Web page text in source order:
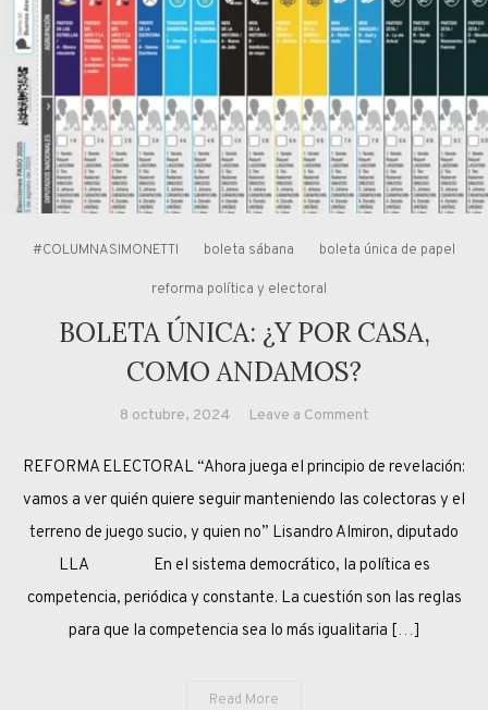
#COLUMNASIMONETTI boleta sábana boleta única de papel
reforma política y electoral
BOLETA ÚNICA: ¿Y POR CASA,
COMO ANDAMOS?
8 octubre, 2024 Leave a Commenton
ÚNICA:
¿Y
ANDAMOS?
REFORMA ELECTORAL “Ahora juega el principio de revelación:
vamos a ver quién quiere seguir manteniendo las colectoras y el
terreno de juego sucio, y quien no” Lisandro Almiron, diputado
LLA En el sistema democrático, la política es
competencia, periódica y constante. La cuestión son las reglas
para que la competencia sea lo más igualitaria […]
Read More